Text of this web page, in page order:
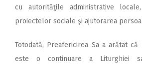
cu autorităţile administrative
proiectelor sociale şi ajutorarea
Totodată, Preafericirea Sa a arătat
este o continuare a Liturghiei